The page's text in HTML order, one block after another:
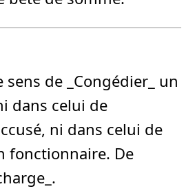
sens de _Congédier_ un
dans celui de
ni dans celui de
fonctionnaire. De